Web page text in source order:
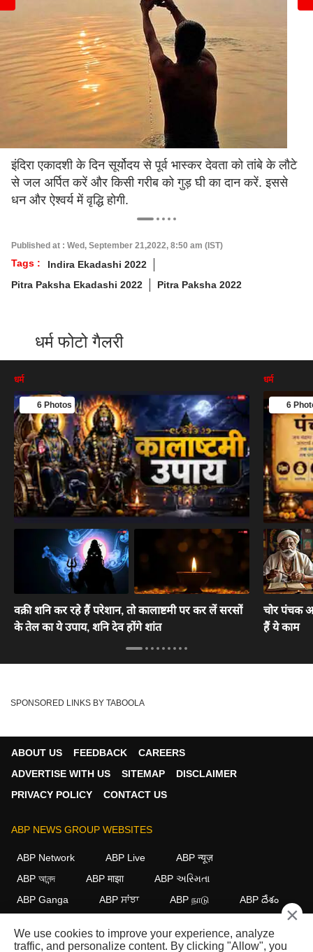
इंदिरा एकादशी के दिन सूर्योदय से पूर्व भास्कर देवता को तांबे के लौटे
से जल अर्पित करें और किसी गरीब को गुड़ घी का दान करें. इससे
धन और ऐश्वर्य में वृद्धि होगी.
Published at : Wed, September 21,2022, 8:50 am (IST)
Tags :
Indira Ekadashi 2022
Pitra Paksha Ekadashi 2022
Pitra Paksha 2022
धर्म फोटो गैलरी
धर्म
6 Photos
वक्री शनि कर रहे हैं परेशान, तो कालाष्टमी पर कर लें सरसों
के तेल का ये उपाय, शनि देव होंगे शांत
धर्म
6
चोर पंचक
हैं ये काम
SPONSORED LINKS BY TABOOLA
ABOUT US FEEDBACK
CAREERS
ADVERTISE WITH US
SITEMAP
DISCLAIMER
PRIVACY POLICY
CONTACT US
ABP NEWS GROUP WEBSITES
ABP Network ABP Live
ABP न्यूज़
ABP আনন্দ
ABP माझा
ABP અસ્મિતા
ABP Ganga
ABP ਸਾਂਝਾ ABP நாடு ABP దేశం
FOLLOW US
×
We use cookies to improve your experience, analyze
traffic, and personalize content. By clicking "Allow", you